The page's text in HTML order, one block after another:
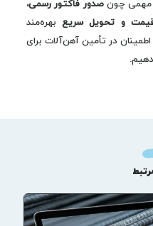
مهمی چونصدور فاکتور رسمی،
و تحویل سریعبهره‌مند
در تأمین آهن‌آلات برای